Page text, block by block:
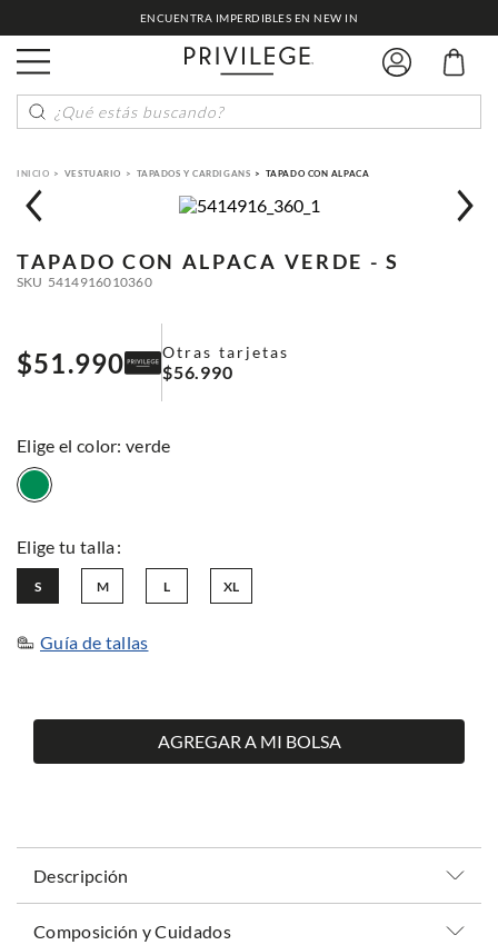
ENCUENTRA IMPERDIBLES EN NEW IN
¿Qué estás buscando?
VESTUARIO TAPADOS Y CARDIGANS TAPADO CON ALPACA
TAPADO CON ALPACA VERDE - S
SKU 5414916010360
$51.990 Otras tarjetas
$56.990
: verde
L
M
S XL
Guía de tallas
AGREGAR A MI BOLSA
Descripción
Composición y Cuidados